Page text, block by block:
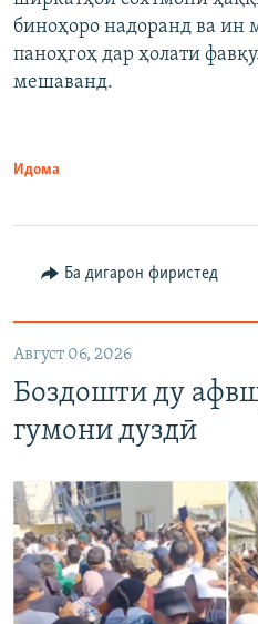
биноҳоро надоранд ва ин
паноҳгоҳ дар ҳолати
мешаванд.
Идома
Ба дигарон фиристед
Август 06, 2026
Боздошти ду
гумони дуздӣ